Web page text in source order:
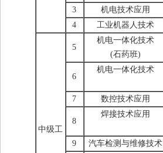
3 机电技术应用
4
工业机器人技术
中级工
5
机电一体化技术
(石药班)
6
机电一体化技术
7 数控技术应用
8
焊接技术应用
9 汽车检测与维修技术